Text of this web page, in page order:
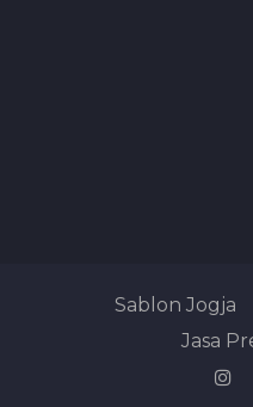
Sablon Jogja
Jasa